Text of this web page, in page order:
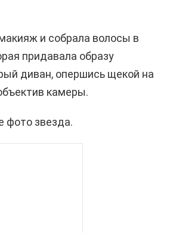
и собрала волосы в
придавала образу
диван, опершись щекой на
камеры.
фото звезда.